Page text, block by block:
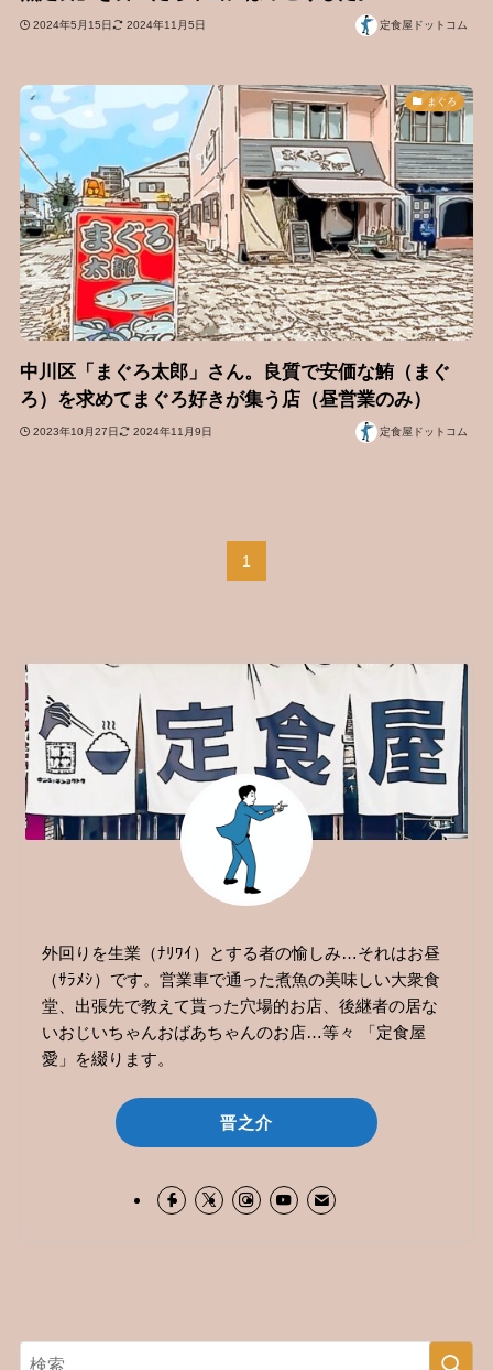
2024年5月15日 2024年11月5日 定食屋ドットコム
まぐろ
中川区「まぐろ太郎」さん。良質で安価な鮪（まぐ
ろ）を求めてまぐろ好きが集う店（昼営業のみ）
2023年10月27日 2024年11月9日 定食屋ドットコム
1
外回りを生業（ﾅﾘﾜｲ）とする者の愉しみ…それはお昼
（ｻﾗﾒｼ）です。営業車で通った煮魚の美味しい大衆食
堂、出張先で教えて貰った穴場的お店、後継者の居な
いおじいちゃんおばあちゃんのお店…等々 「定食屋
愛」を綴ります。
晋之介